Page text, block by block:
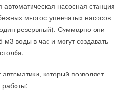
насосная станция
многоступенчатых насосов
резервный). Суммарно они
м3 воды в час и могут создавать
который позволяет
работы: